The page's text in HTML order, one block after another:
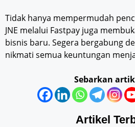
Tidak hanya mempermudah
JNE melalui Fastpay juga
bisnis baru. Segera bergabung
nikmati semua keuntungan
Sebarkan
Artikel